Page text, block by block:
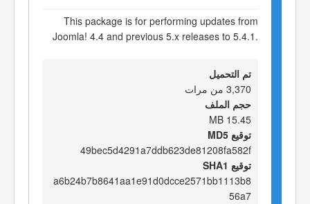
This package is for performing updates from
Joomla! 4.4 and previous 5.x releases to 5.4.1.
تم التحميل
3,370 من مرات
حجم الملف
15.45 MB
توقيع MD5
49bec5d4291a7ddb623de81208fa582f
توقيع SHA1
a6b24b7b8641aa1e91d0dcce2571bb1113b8
56a7